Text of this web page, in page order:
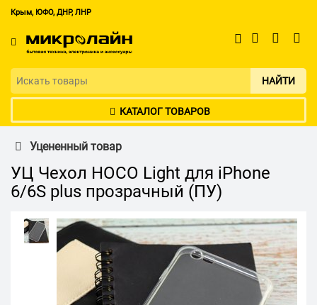
Крым, ЮФО, ДНР, ЛНР
НАЙТИ
КАТАЛОГ ТОВАРОВ
Уцененный товар
УЦ Чехол HOCO Light для iPhone
6/6S plus прозрачный (ПУ)